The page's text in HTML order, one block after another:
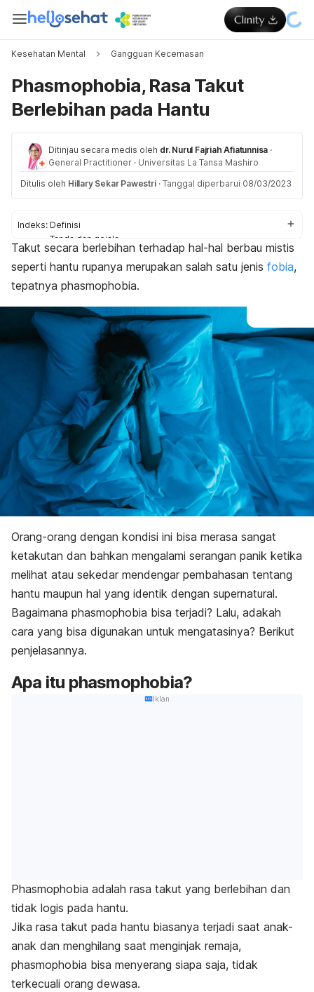
Kesehatan Mental Gangguan Kecemasan
Phasmophobia, Rasa Takut
Berlebihan pada Hantu
Ditinjau secara medis oleh dr. Nurul Fajriah Afiatunnisa ·
General Practitioner · Universitas La Tansa Mashiro
Ditulis oleh Hillary Sekar Pawestri · Tanggal diperbarui 08/03/2023
Indeks: Definisi
Tanda dan gejala
Penyebab
Diagnosis
Penanganan
Takut secara berlebihan terhadap hal-hal berbau mistis
seperti hantu rupanya merupakan salah satu jenis fobia,
tepatnya phasmophobia.
Orang-orang dengan kondisi ini bisa merasa sangat
ketakutan dan bahkan mengalami serangan panik ketika
melihat atau sekedar mendengar pembahasan tentang
hantu maupun hal yang identik dengan supernatural.
Bagaimana phasmophobia bisa terjadi? Lalu, adakah
cara yang bisa digunakan untuk mengatasinya? Berikut
penjelasannya.
Apa itu phasmophobia?
Iklan
Phasmophobia adalah rasa takut yang berlebihan dan
tidak logis pada hantu.
Jika rasa takut pada hantu biasanya terjadi saat anak-
anak dan menghilang saat menginjak remaja,
phasmophobia bisa menyerang siapa saja, tidak
terkecuali orang dewasa.